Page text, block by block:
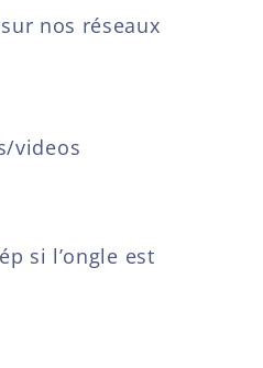
nos réseaux
videos
si l’ongle est